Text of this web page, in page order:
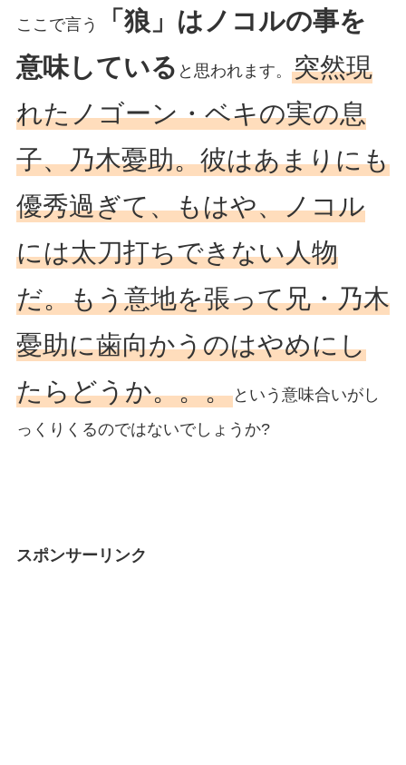
ここで言う
「狼」はノコルの事を
意味している と思われます。 突然現
れたノゴーン・ベキの実の息
子、乃木憂助。彼はあまりにも
優秀過ぎて、もはや、ノコル
には太刀打ちできない人物
だ。もう意地を張って兄・乃木
憂助に歯向かうのはやめにし
たらどうか。。。という意味合いがし
っくりくるのではないでしょうか?
スポンサーリンク